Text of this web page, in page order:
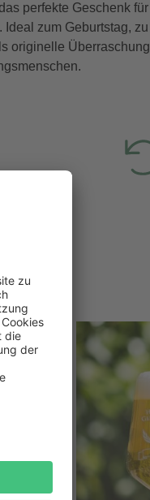
perfekte Geschenk
Ideal zum Geburtstag,
originelle